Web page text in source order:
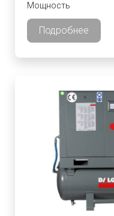
Мощность
Подробнее